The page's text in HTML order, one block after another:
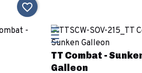
favorite_border
TT Combat -
Galleon